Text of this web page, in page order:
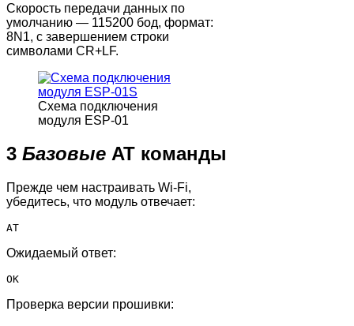
Скорость передачи данных по
умолчанию — 115200 бод, формат:
8N1, с завершением строки
символами CR+LF.
Схема подключения
модуля ESP-01
3 Базовые AT команды
Прежде чем настраивать Wi-Fi,
убедитесь, что модуль отвечает:
AT
Ожидаемый ответ:
OK
Проверка версии прошивки: